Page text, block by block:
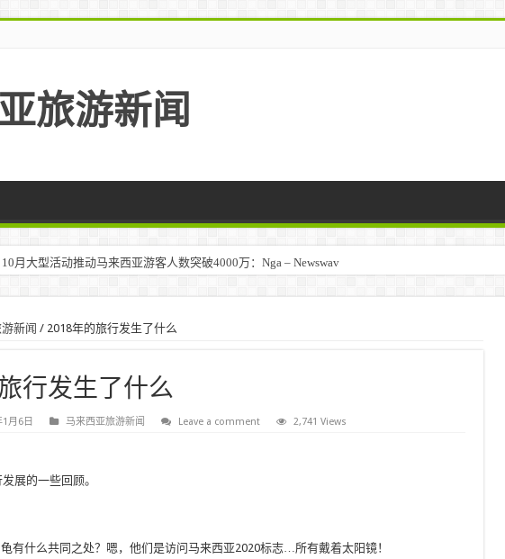
旅游新闻
月大型活动推动马来西亚游客人数突破4000万：Nga – Newswav
新闻 / 2018年的旅行发生了什么
旅行发生了什么
月6日 马来西亚旅游新闻 Leave a comment 2,741 Views
展的一些回顾。
有什么共同之处？嗯，他们是访问马来西亚2020标志…所有戴着太阳镜！